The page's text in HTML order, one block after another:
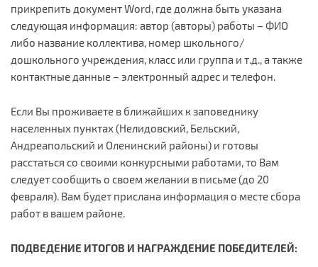
прикрепить документ Word, где должна быть указана
следующая информация: автор (авторы) работы – ФИО
либо название коллектива, номер школьного/
дошкольного учреждения, класс или группа и т.д., а также
контактные данные – электронный адрес и телефон.
Если Вы проживаете в ближайших к заповеднику
населенных пунктах (Нелидовский, Бельский,
Андреапольский и Оленинский районы) и готовы
расстаться со своими конкурсными работами, то Вам
следует сообщить о своем желании в письме (до 20
февраля). Вам будет прислана информация о месте сбора
работ в вашем районе.
ПОДВЕДЕНИЕ ИТОГОВ И НАГРАЖДЕНИЕ ПОБЕДИТЕЛЕЙ: